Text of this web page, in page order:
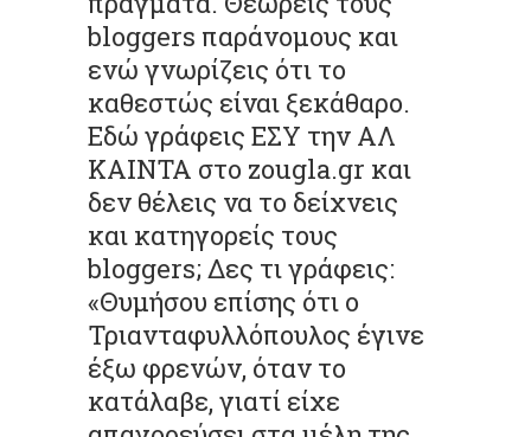
bloggers παράνομους και
ενώ γνωρίζεις ότι το
καθεστώς είναι ξεκάθαρο.
Εδώ γράφεις ΕΣΥ την ΑΛ
ΚΑΙΝΤΑ στο zougla.gr και
δεν θέλεις να το δείχνεις
και κατηγορείς τους
bloggers; Δες τι γράφεις:
«Θυμήσου επίσης ότι ο
Τριανταφυλλόπουλος έγινε
έξω φρενών, όταν το
κατάλαβε, γιατί είχε